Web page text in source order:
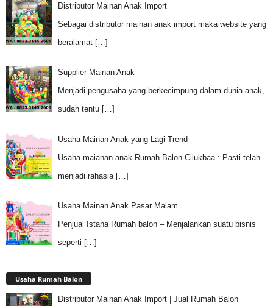
Distributor Mainan Anak Import
Sebagai distributor mainan anak import maka website yang
beralamat […]
Supplier Mainan Anak
Menjadi pengusaha yang berkecimpung dalam dunia anak,
sudah tentu […]
Usaha Mainan Anak yang Lagi Trend
Usaha maianan anak Rumah Balon Cilukbaa : Pasti telah
menjadi rahasia […]
Usaha Mainan Anak Pasar Malam
Penjual Istana Rumah balon – Menjalankan suatu bisnis
seperti […]
Usaha Rumah Balon
Distributor Mainan Anak Import | Jual Rumah Balon